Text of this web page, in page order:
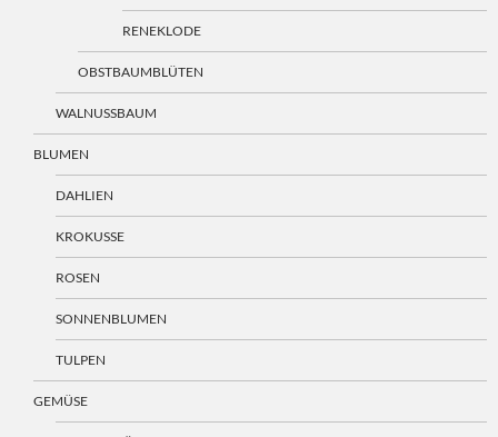
RENEKLODE
OBSTBAUMBLÜTEN
WALNUSSBAUM
BLUMEN
DAHLIEN
KROKUSSE
ROSEN
SONNENBLUMEN
TULPEN
GEMÜSE